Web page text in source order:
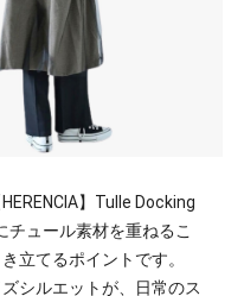
】Tulle Docking
ュール素材を重ねるこ
立てるポイントです。
シルエットが、日常のス